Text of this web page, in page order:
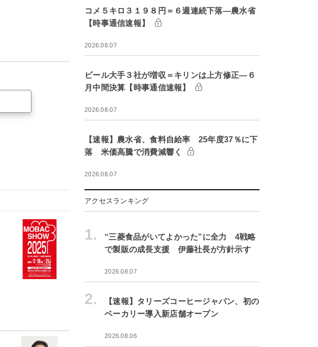
コメ５キロ３１９８円＝６週連続下落―農水省
【時事通信速報】
2026.08.07
ビール大手３社が増収＝キリンは上方修正―６
月中間決算【時事通信速報】
2026.08.07
【速報】農水省、食料自給率 25年度37％に下
落 米価高騰で消費減響く
2026.08.07
アクセスランキング
1.
“三菱食品がいてよかった”に全力 4戦略
で製販の成長支援 伊藤社長が方針示す
2026.08.07
2.
【速報】タリーズコーヒージャパン、初の
ベーカリー導入新店舗オープン
2026.08.06